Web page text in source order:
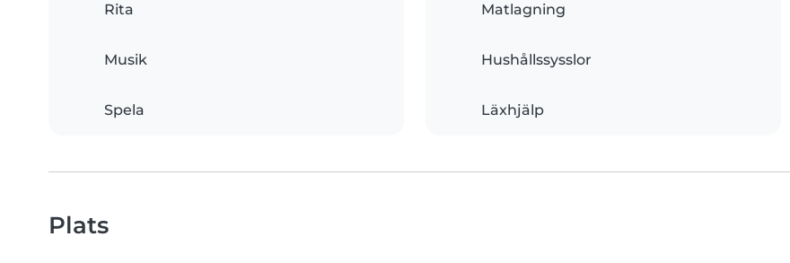
Rita
Musik
Spela
Matlagning
Hushållssysslor
Läxhjälp
Plats